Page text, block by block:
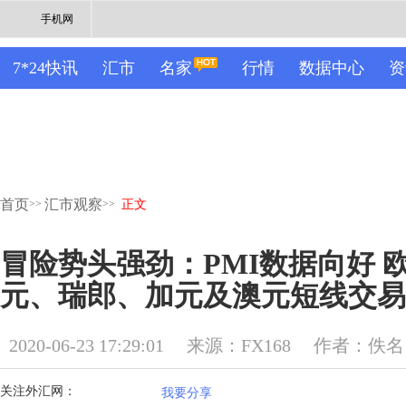
手机网
7*24快讯 汇市 名家 行情 数据中心
首页>> 汇市观察>> 正文
冒险势头强劲：PMI数据向好
元、瑞郎、加元及澳元短线交
2020-06-23 17:29:01 来源：FX168 作者：佚名
关注外汇网： 我要分享